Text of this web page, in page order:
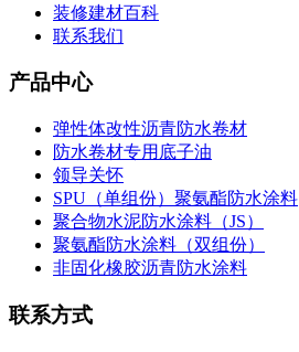
装修建材百科
联系我们
产品中心
弹性体改性沥青防水卷材
防水卷材专用底子油
领导关怀
SPU（单组份）聚氨酯防水涂料
聚合物水泥防水涂料（JS）
聚氨酯防水涂料（双组份）
非固化橡胶沥青防水涂料
联系方式